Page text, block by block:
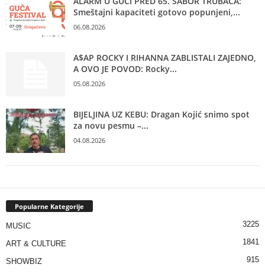
Smeštajni kapaciteti gotovo popunjeni,...
06.08.2026
A$AP ROCKY I RIHANNA ZABLISTALI ZAJEDNO,
A OVO JE POVOD: Rocky...
05.08.2026
BIJELJINA UZ KEBU: Dragan Kojić snimo spot
za novu pesmu –...
04.08.2026
Popularne Kategorije
MUSIC 3225
ART & CULTURE 1841
SHOWBIZ 915